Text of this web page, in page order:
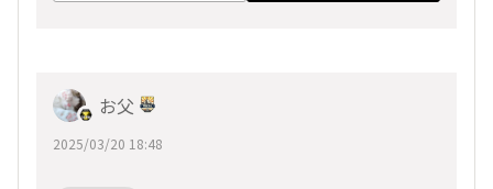
お父
2025/03/20 18:48